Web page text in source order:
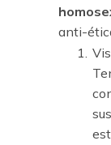
anti-